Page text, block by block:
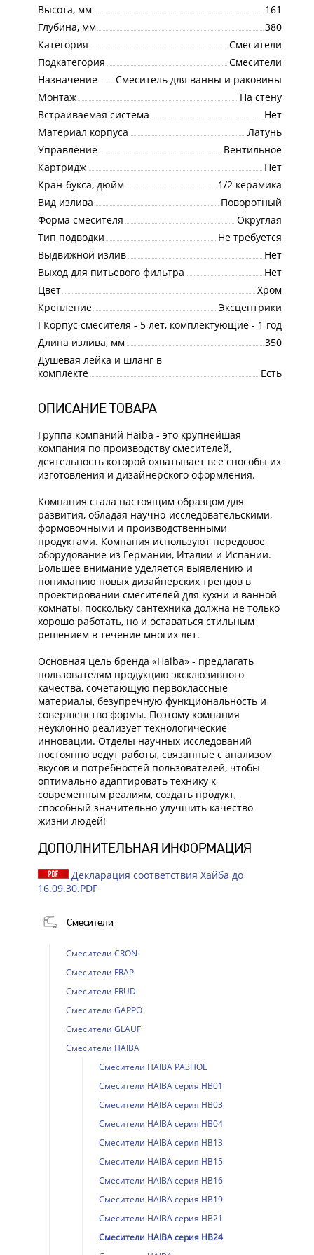
Высота, мм
161
Глубина, мм
380
Категория
Смесители
Подкатегория
Смесители
Назначение
Смеситель для ванны и раковины
Монтаж
На стену
Встраиваемая система
Нет
Материал корпуса
Латунь
Управление
Вентильное
Картридж
Нет
Кран-букса, дюйм
1/2 керамика
Вид излива
Поворотный
Форма смесителя
Округлая
Тип подводки
Не требуется
Выдвижной излив
Нет
Выход для питьевого фильтра
Нет
Цвет
Хром
Крепление
Эксцентрики
Гарантия
Корпус смесителя - 5 лет, комплектующие - 1 год
Длина излива, мм
350
Душевая лейка и шланг в
комплекте
Есть
ОПИСАНИЕ ТОВАРА
Группа компаний Haiba - это крупнейшая
компания по производству смесителей,
деятельность которой охватывает все способы их
изготовления и дизайнерского оформления.
Компания стала настоящим образцом для
развития, обладая научно-исследовательскими,
формовочными и производственными
продуктами. Компания используют передовое
оборудование из Германии, Италии и Испании.
Большее внимание уделяется выявлению и
пониманию новых дизайнерских трендов в
проектировании смесителей для кухни и ванной
комнаты, поскольку сантехника должна не только
хорошо работать, но и оставаться стильным
решением в течение многих лет.
Основная цель бренда «Haiba» - предлагать
пользователям продукцию эксклюзивного
качества, сочетающую первоклассные
материалы, безупречную функциональность и
совершенство формы. Поэтому компания
неуклонно реализует технологические
инновации. Отделы научных исследований
постоянно ведут работы, связанные с анализом
вкусов и потребностей пользователей, чтобы
оптимально адаптировать технику к
современным реалиям, создать продукт,
способный значительно улучшить качество
жизни людей!
ДОПОЛНИТЕЛЬНАЯ ИНФОРМАЦИЯ
Декларация соответствия Хайба до
16.09.30.PDF
Смесители
Смесители CRON
Смесители FRAP
Смесители FRUD
Смесители GAPPO
Смесители GLAUF
Смесители HAIBA
Смесители HAIBA РАЗНОЕ
Смесители HAIBA серия HB01
Смесители HAIBA серия HB03
Смесители HAIBA серия HB04
Смесители HAIBA серия HB13
Смесители HAIBA серия HB15
Смесители HAIBA серия HB16
Смесители HAIBA серия HB19
Смесители HAIBA серия HB21
Смесители HAIBA серия HB24